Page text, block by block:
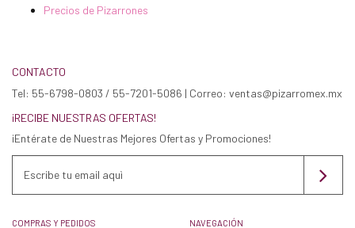
Precios de Pizarrones
CONTACTO
Tel: 55-6798-0803 / 55-7201-5086 | Correo: ventas@pizarromex.mx
¡RECIBE NUESTRAS OFERTAS!
¡Entérate de Nuestras Mejores Ofertas y Promociones!
COMPRAS Y PEDIDOS NAVEGACIÓN